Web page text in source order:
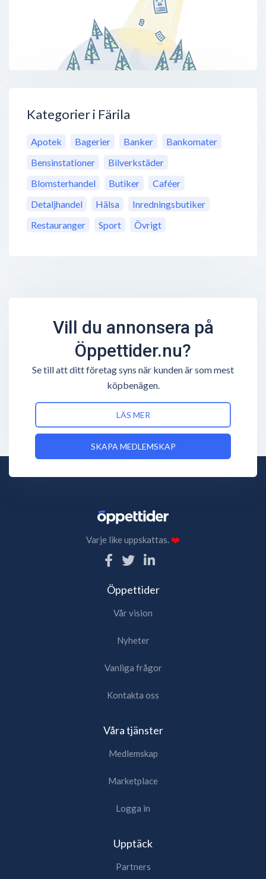
Kategorier i Färila
Apotek Bagerier Banker
Bankomater
Bensinstationer
Bilverkstäder
Blomsterhandel
Butiker
Caféer
Detaljhandel
Hälsa
Inredningsbutiker
Restauranger
Sport Övrigt
Vill du annonsera på
Öppettider.nu?
Se till att ditt företag syns när kunden är som mest
köpbenägen.
LÄS MER
SKAPA MEDLEMSKAP
Varje like uppskattas.❤️
Öppettider
Vår vision
Nyheter
Vanliga frågor
Kontakta oss
Våra tjänster
Medlemskap
Marketplace
Logga in
Upptäck
Partners